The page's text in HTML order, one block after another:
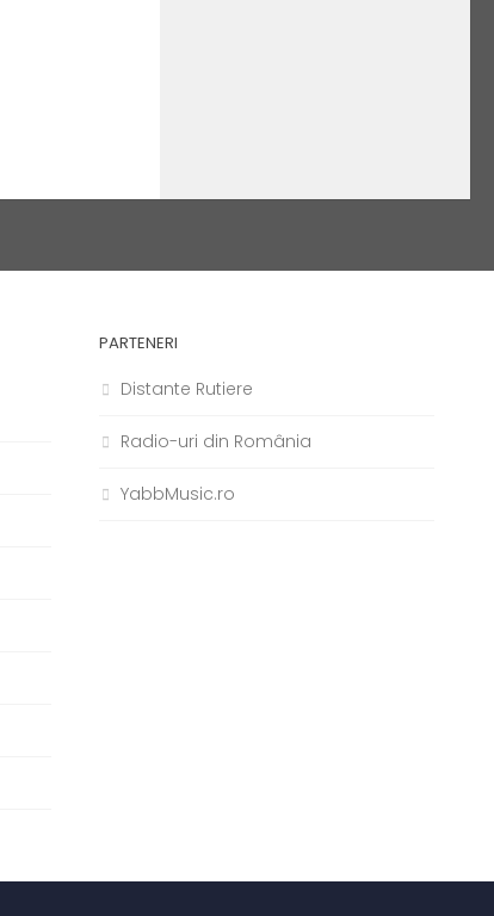
PARTENERI
Distante Rutiere
Radio-uri din România
YabbMusic.ro